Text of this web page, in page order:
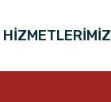
HİZMETLERİMİZ